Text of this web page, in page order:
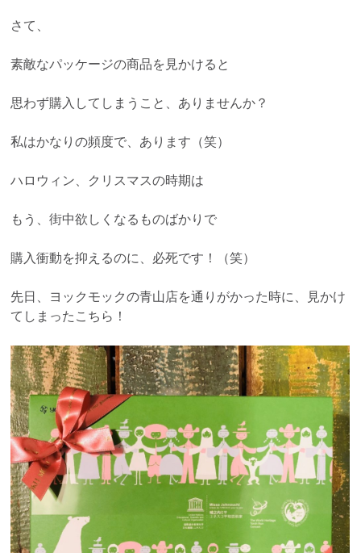
さて、
素敵なパッケージの商品を見かけると
思わず購入してしまうこと、ありませんか？
私はかなりの頻度で、あります（笑）
ハロウィン、クリスマスの時期は
もう、街中欲しくなるものばかりで
購入衝動を抑えるのに、必死です！（笑）
先日、ヨックモックの青山店を通りがかった時に、見かけ
てしまったこちら！